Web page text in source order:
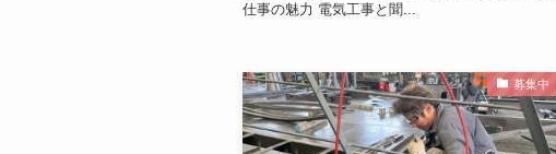
仕事の魅力 電気工事と聞...
募集中